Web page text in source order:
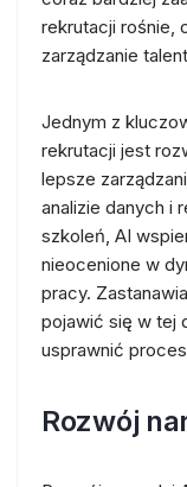
rekrutacji rośnie,
zarządzanie
Jednym z
rekrutacji jest
lepsze
analizie danych i
szkoleń, AI
nieocenione w
pracy.
pojawić się w tej
usprawnić
Rozwój